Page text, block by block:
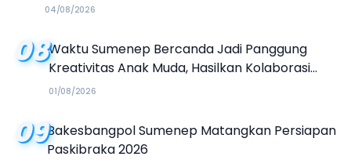
04/08/2026
08Waktu Sumenep Bercanda Jadi Panggung
Kreativitas Anak Muda, Hasilkan Kolaborasi
Industri Kreatif
01/08/2026
09Bakesbangpol Sumenep Matangkan Persiapan
Paskibraka 2026